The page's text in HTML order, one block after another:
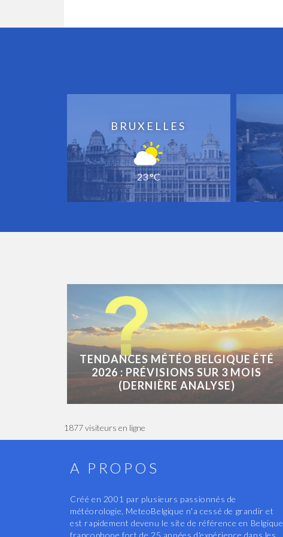
BRUXELLES
23 °C
TENDANCES MÉTÉO BELGIQUE ÉTÉ
2026 : PRÉVISIONS SUR 3 MOIS
(DERNIÈRE ANALYSE)
1877 visiteurs en ligne
A PROPOS
Créé en 2001 par plusieurs passionnés de
météorologie, MeteoBelgique n'a cessé de grandir et
est rapidement devenu le site de référence en Belgique
francophone fort de 25 années d'expérience dans les